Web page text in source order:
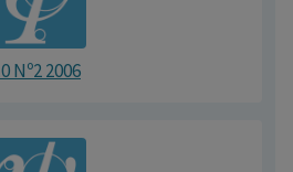
Nº2 2006